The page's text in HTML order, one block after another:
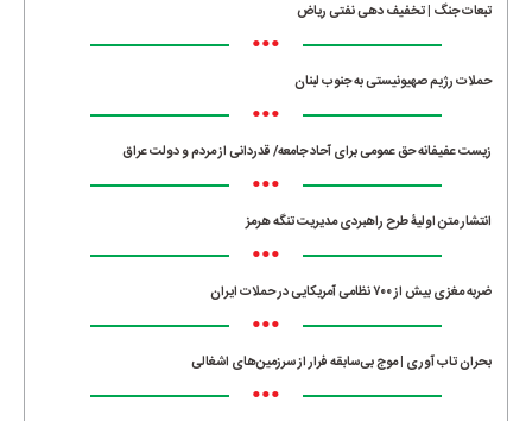
تبعات جنگ | تخفیف دهی نفتی ریاض
•••
حملات رژیم صهیونیستی به جنوب لبنان
•••
زیست عفیفانه حق عمومی برای آحاد جامعه/ قدردانی از مردم و دولت عراق
•••
انتشار متن اولیۀ طرح راهبردی مدیریت تنگه هرمز
•••
ضربه مغزی بیش از ۷۰۰ نظامی آمریکایی در حملات ایران
•••
بحران تاب آوری | موج بی‌سابقه فرار از سرزمین‌های اشغالی
•••